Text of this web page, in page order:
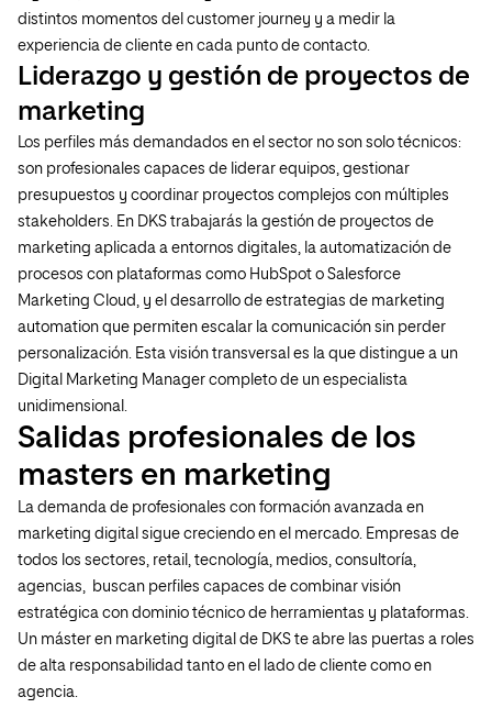
distintos momentos del customer journey y a medir la
experiencia de cliente en cada punto de contacto.
Liderazgo y gestión de proyectos de
marketing
Los perfiles más demandados en el sector no son solo técnicos:
son profesionales capaces de liderar equipos, gestionar
presupuestos y coordinar proyectos complejos con múltiples
stakeholders. En DKS trabajarás la gestión de proyectos de
marketing aplicada a entornos digitales, la automatización de
procesos con plataformas como HubSpot o Salesforce
Marketing Cloud, y el desarrollo de estrategias de marketing
automation que permiten escalar la comunicación sin perder
personalización. Esta visión transversal es la que distingue a un
Digital Marketing Manager completo de un especialista
unidimensional.
Salidas profesionales de los
masters en marketing
La demanda de profesionales con formación avanzada en
marketing digital sigue creciendo en el mercado. Empresas de
todos los sectores, retail, tecnología, medios, consultoría,
agencias, buscan perfiles capaces de combinar visión
estratégica con dominio técnico de herramientas y plataformas.
Un máster en marketing digital de DKS te abre las puertas a roles
de alta responsabilidad tanto en el lado de cliente como en
agencia.